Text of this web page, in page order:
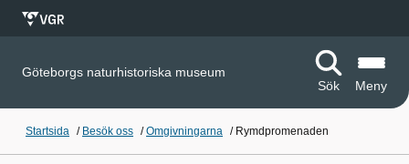
Göteborgs naturhistoriska museum
Sök
Meny
Startsida / Besök oss /Omgivningarna / Rymdpromenaden